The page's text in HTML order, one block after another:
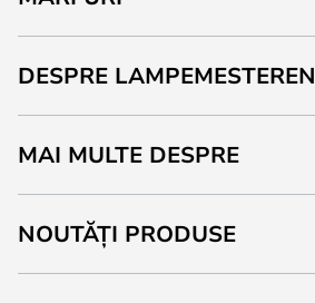
DESPRE LAMPEMESTEREN
MAI MULTE DESPRE
NOUTĂȚI PRODUSE